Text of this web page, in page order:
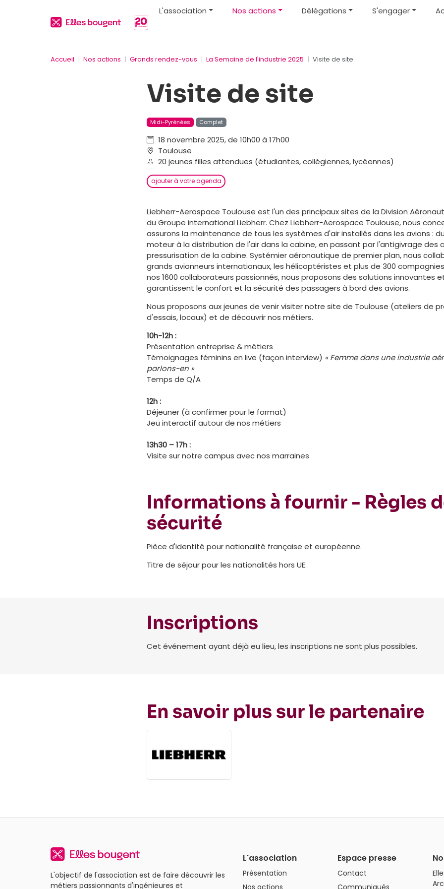
L'association Nos actions Délégations S'engager
Accueil Nos actions Grands rendez-vous La Semaine de l'industrie 2025 Visite de site
Visite de site
Midi-Pyrénées Complet
18 novembre 2025, de 10h00 à 17h00
Toulouse
20 jeunes filles attendues (étudiantes, collégiennes, lycéennes)
ajouter à votre agenda
Liebherr-Aerospace Toulouse est l'un des principaux sites de la Division
du Groupe international Liebherr. Chez Liebherr-Aerospace Toulouse, nous
assurons la maintenance de tous les systèmes d'air installés dans les avions :
moteur à la distribution de l'air dans la cabine, en passant par l'antigivrage des
pressurisation de la cabine. Systémier aéronautique de premier plan, nous
grands avionneurs internationaux, les hélicoptéristes et plus de 300
nos 1600 collaborateurs passionnés, nous proposons des solutions innovantes
garantissent le confort et la sécurité des passagers à bord des avions.
Nous proposons aux jeunes de venir visiter notre site de Toulouse (ateliers de
d'essais, locaux) et de découvrir nos métiers.
10h-12h :
Présentation entreprise & métiers
Témoignages féminins en live (façon interview) « Femme dans une industrie
parlons-en »
Temps de Q/A
12h :
Déjeuner (à confirmer pour le format)
Jeu interactif autour de nos métiers
13h30 – 17h :
Visite sur notre campus avec nos marraines
Informations à fournir - Règles
sécurité
Pièce d'identité pour nationalité française et européenne.
Titre de séjour pour les nationalités hors UE.
Inscriptions
Cet événement ayant déjà eu lieu, les inscriptions ne sont plus possibles.
En savoir plus sur le partenaire
L'objectif de l'association est de faire découvrir les
métiers passionnants d'ingénieures et
L'association
Présentation
Espace presse
Contact